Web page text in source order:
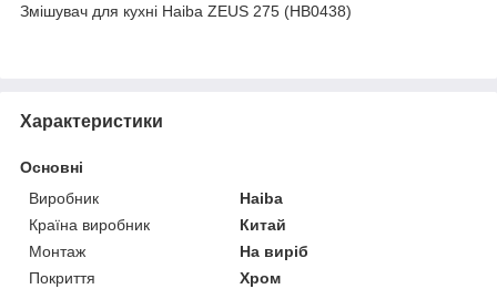
Змішувач для кухні Haiba ZEUS 275 (HB0438)
Характеристики
Основні
Виробник
Haiba
Країна виробник
Китай
Монтаж
На виріб
Покриття
Хром